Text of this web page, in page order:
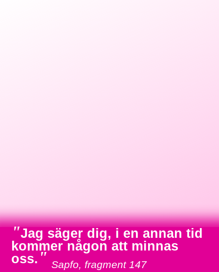
"Jag säger dig, i en annan tid
kommer någon att minnas
oss. " Sapfo, fragment 147